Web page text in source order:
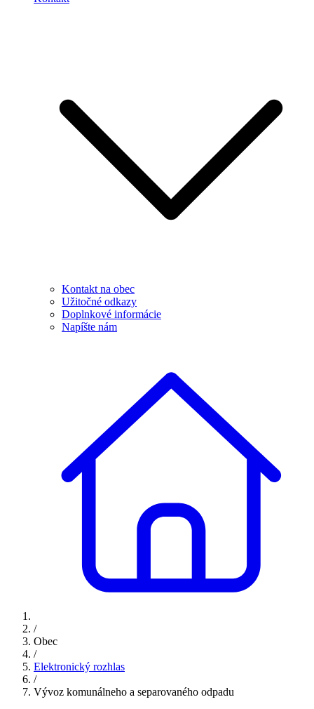
Kontakt na obec
Užitočné odkazy
Doplnkové informácie
Napíšte nám
/
Obec
/
Elektronický rozhlas
/
Vývoz komunálneho a separovaného odpadu